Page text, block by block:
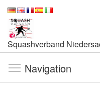
Squashverband
Navigation